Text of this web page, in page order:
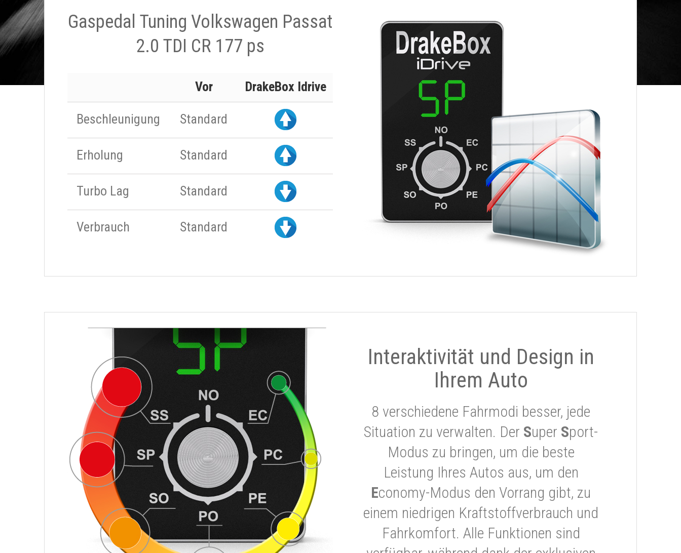
Gaspedal Tuning Volkswagen Passat
2.0 TDI CR 177 ps
Vor DrakeBox Idrive
Beschleunigung Standard
Erholung Standard
Turbo Lag Standard
Verbrauch Standard
Interaktivität und Design in
Ihrem Auto
8 verschiedene Fahrmodi besser, jede
Situation zu verwalten. Der Super Sport-
Modus zu bringen, um die beste
Leistung Ihres Autos aus, um den
Economy-Modus den Vorrang gibt, zu
einem niedrigen Kraftstoffverbrauch und
Fahrkomfort. Alle Funktionen sind